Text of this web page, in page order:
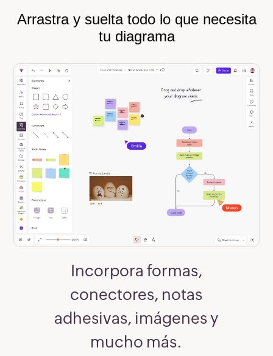
Arrastra y suelta todo lo que necesita
tu diagrama
Incorpora formas,
conectores, notas
adhesivas, imágenes y
mucho más.